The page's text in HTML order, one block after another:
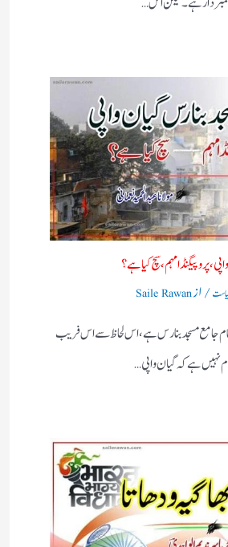
پروپیگنڈا مہم، سچ کیا ہے؟
/ ازSaile Rawan
جامع مسجد بنارس ہے، اس لحاظ سے اس فریب
نہیں ہے کہ گیان واپی…